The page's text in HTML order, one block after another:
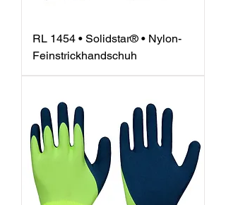
RL 1454 • Solidstar® • Nylon-
Feinstrickhandschuh